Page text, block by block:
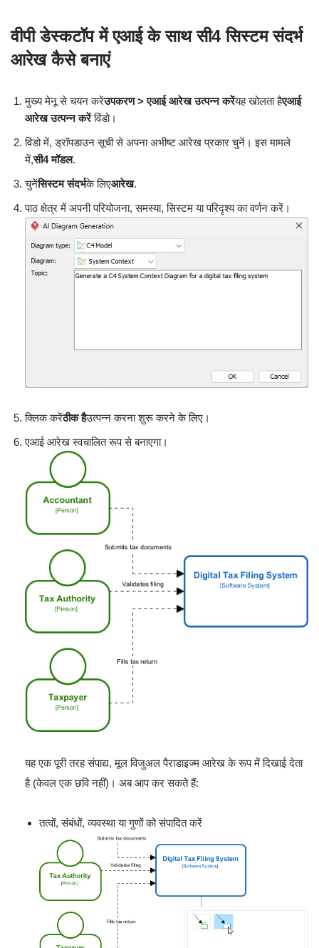
वीपी डेस्कटॉप में एआई के साथ सी4 सिस्टम संदर्भ
आरेख कैसे बनाएं
मुख्य मेनू से चयन करेंउपकरण > एआई आरेख उत्पन्न करेंयह खोलता हैएआई
आरेख उत्पन्न करेंविंडो।
विंडो में, ड्रॉपडाउन सूची से अपना अभीष्ट आरेख प्रकार चुनें। इस मामले
में,सी4 मॉडल.
चुनेंसिस्टम संदर्भके लिएआरेख.
पाठ क्षेत्र में अपनी परियोजना, समस्या, सिस्टम या परिदृश्य का वर्णन करें।
क्लिक करेंठीक हैउत्पन्न करना शुरू करने के लिए।
एआई आरेख स्वचालित रूप से बनाएगा।
यह एक पूरी तरह संपाद्य, मूल विजुअल पैराडाइज्म आरेख के रूप में दिखाई देता
है (केवल एक छवि नहीं)। अब आप कर सकते हैं:
तत्वों, संबंधों, व्यवस्था या गुणों को संपादित करें